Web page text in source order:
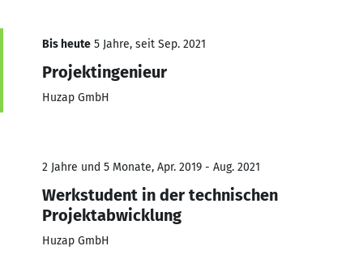
Bis heute 5 Jahre, seit Sep. 2021
Projektingenieur
Huzap GmbH
2 Jahre und 5 Monate, Apr. 2019 - Aug. 2021
Werkstudent in der technischen
Projektabwicklung
Huzap GmbH